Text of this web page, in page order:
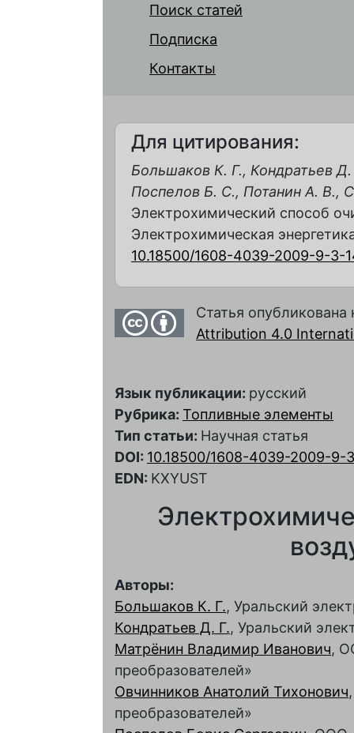
Поиск статей
Подписка
Контакты
Для цитирования:
Большаков К. Г., Кондратьев
Поспелов Б. С., Потанин А. В.,
Электрохимический способ
Электрохимическая
10.18500/1608-4039-2009-9-3-
Статья
Attribution 4.0
Язык публикации: русский
Рубрика: Топливные элементы
Тип статьи: Научная статья
DOI: 10.18500/1608-4039-2009-9-
EDN: KXYUST
Авторы:
Большаков К. Г., Уральский
Кондратьев Д. Г., Уральский
Матрёнин Владимир Иванович,
преобразователей»
Овчинников Анатолий Тихонович
преобразователей»